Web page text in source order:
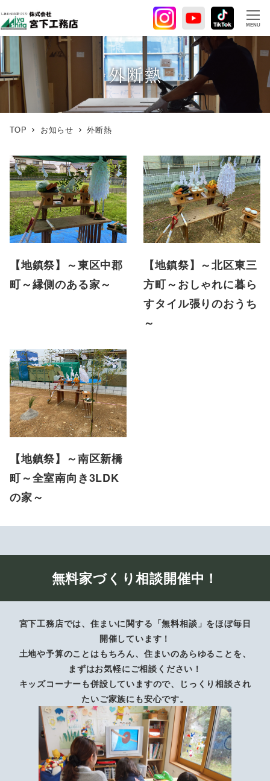
イ
ン
コ
ン
テ
ン
ツ
MENU
外断熱
TOP お知らせ 外断熱
【地鎮祭】～東区中郡
町～縁側のある家～
【地鎮祭】～北区東三
方町～おしゃれに暮ら
すタイル張りのおうち
～
【地鎮祭】～南区新橋
町～全室南向き3LDK
の家～
無料家づくり相談開催中！
宮下工務店では、住まいに関する「無料相談」をほぼ毎日
開催しています！
土地や予算のことはもちろん、住まいのあらゆることを、
まずはお気軽にご相談ください！
キッズコーナーも併設していますので、じっくり相談され
たいご家族にも安心です。